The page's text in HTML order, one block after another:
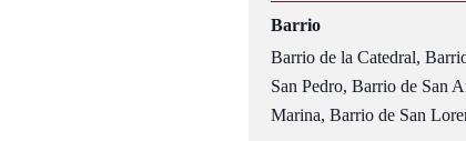
Barrio
Barrio de la Catedral,
San Pedro, Barrio de San
Marina, Barrio de San